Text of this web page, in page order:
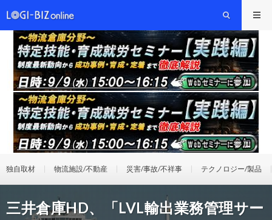
独自取材 物流施設/不動産 災害/事故/不祥事 テクノロジー/製品
三井倉庫HD、「LVL輸出業務管理サー